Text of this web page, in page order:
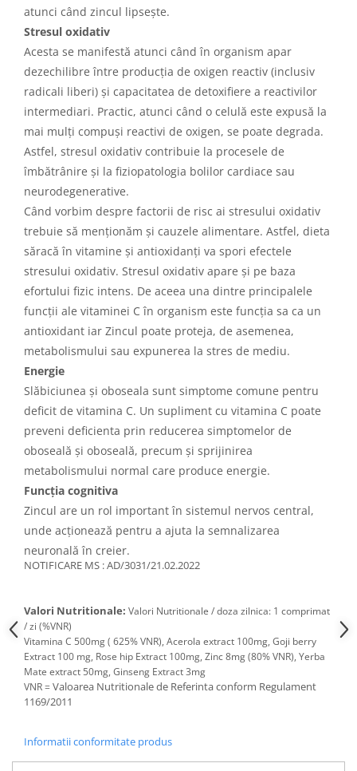
atunci când zincul lipsește.
Stresul oxidativ
Acesta se manifestă atunci când în organism apar
dezechilibre între producția de oxigen reactiv (inclusiv
radicali liberi) și capacitatea de detoxifiere a reactivilor
intermediari. Practic, atunci când o celulă este expusă la
mai mulți compuși reactivi de oxigen, se poate degrada.
Astfel, stresul oxidativ contribuie la procesele de
îmbătrânire și la fiziopatologia bolilor cardiace sau
neurodegenerative.
Când vorbim despre factorii de risc ai stresului oxidativ
trebuie să menționăm și cauzele alimentare. Astfel, dieta
săracă în vitamine și antioxidanți va spori efectele
stresului oxidativ. Stresul oxidativ apare și pe baza
efortului fizic intens. De aceea una dintre principalele
funcții ale vitaminei C în organism este funcția sa ca un
antioxidant iar Zincul poate proteja, de asemenea,
metabolismului sau expunerea la stres de mediu.
Energie
Slăbiciunea și oboseala sunt simptome comune pentru
deficit de vitamina C. Un supliment cu vitamina C poate
preveni deficienta prin reducerea simptomelor de
oboseală și oboseală, precum și sprijinirea
metabolismului normal care produce energie.
Funcția cognitiva
Zincul are un rol important în sistemul nervos central,
unde acționează pentru a ajuta la semnalizarea
neuronală în creier.
NOTIFICARE MS : AD/3031/21.02.2022
Valori Nutritionale: Valori Nutritionale / doza zilnica: 1 comprimat
/ zi (%VNR)
Vitamina C 500mg ( 625% VNR), Acerola extract 100mg, Goji berry
Extract 100 mg, Rose hip Extract 100mg, Zinc 8mg (80% VNR), Yerba
Mate extract 50mg, Ginseng Extract 3mg
VNR = Valoarea Nutritionale de Referinta conform Regulament
1169/2011
Informatii conformitate produs